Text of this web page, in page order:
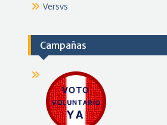
Versvs
Campañas